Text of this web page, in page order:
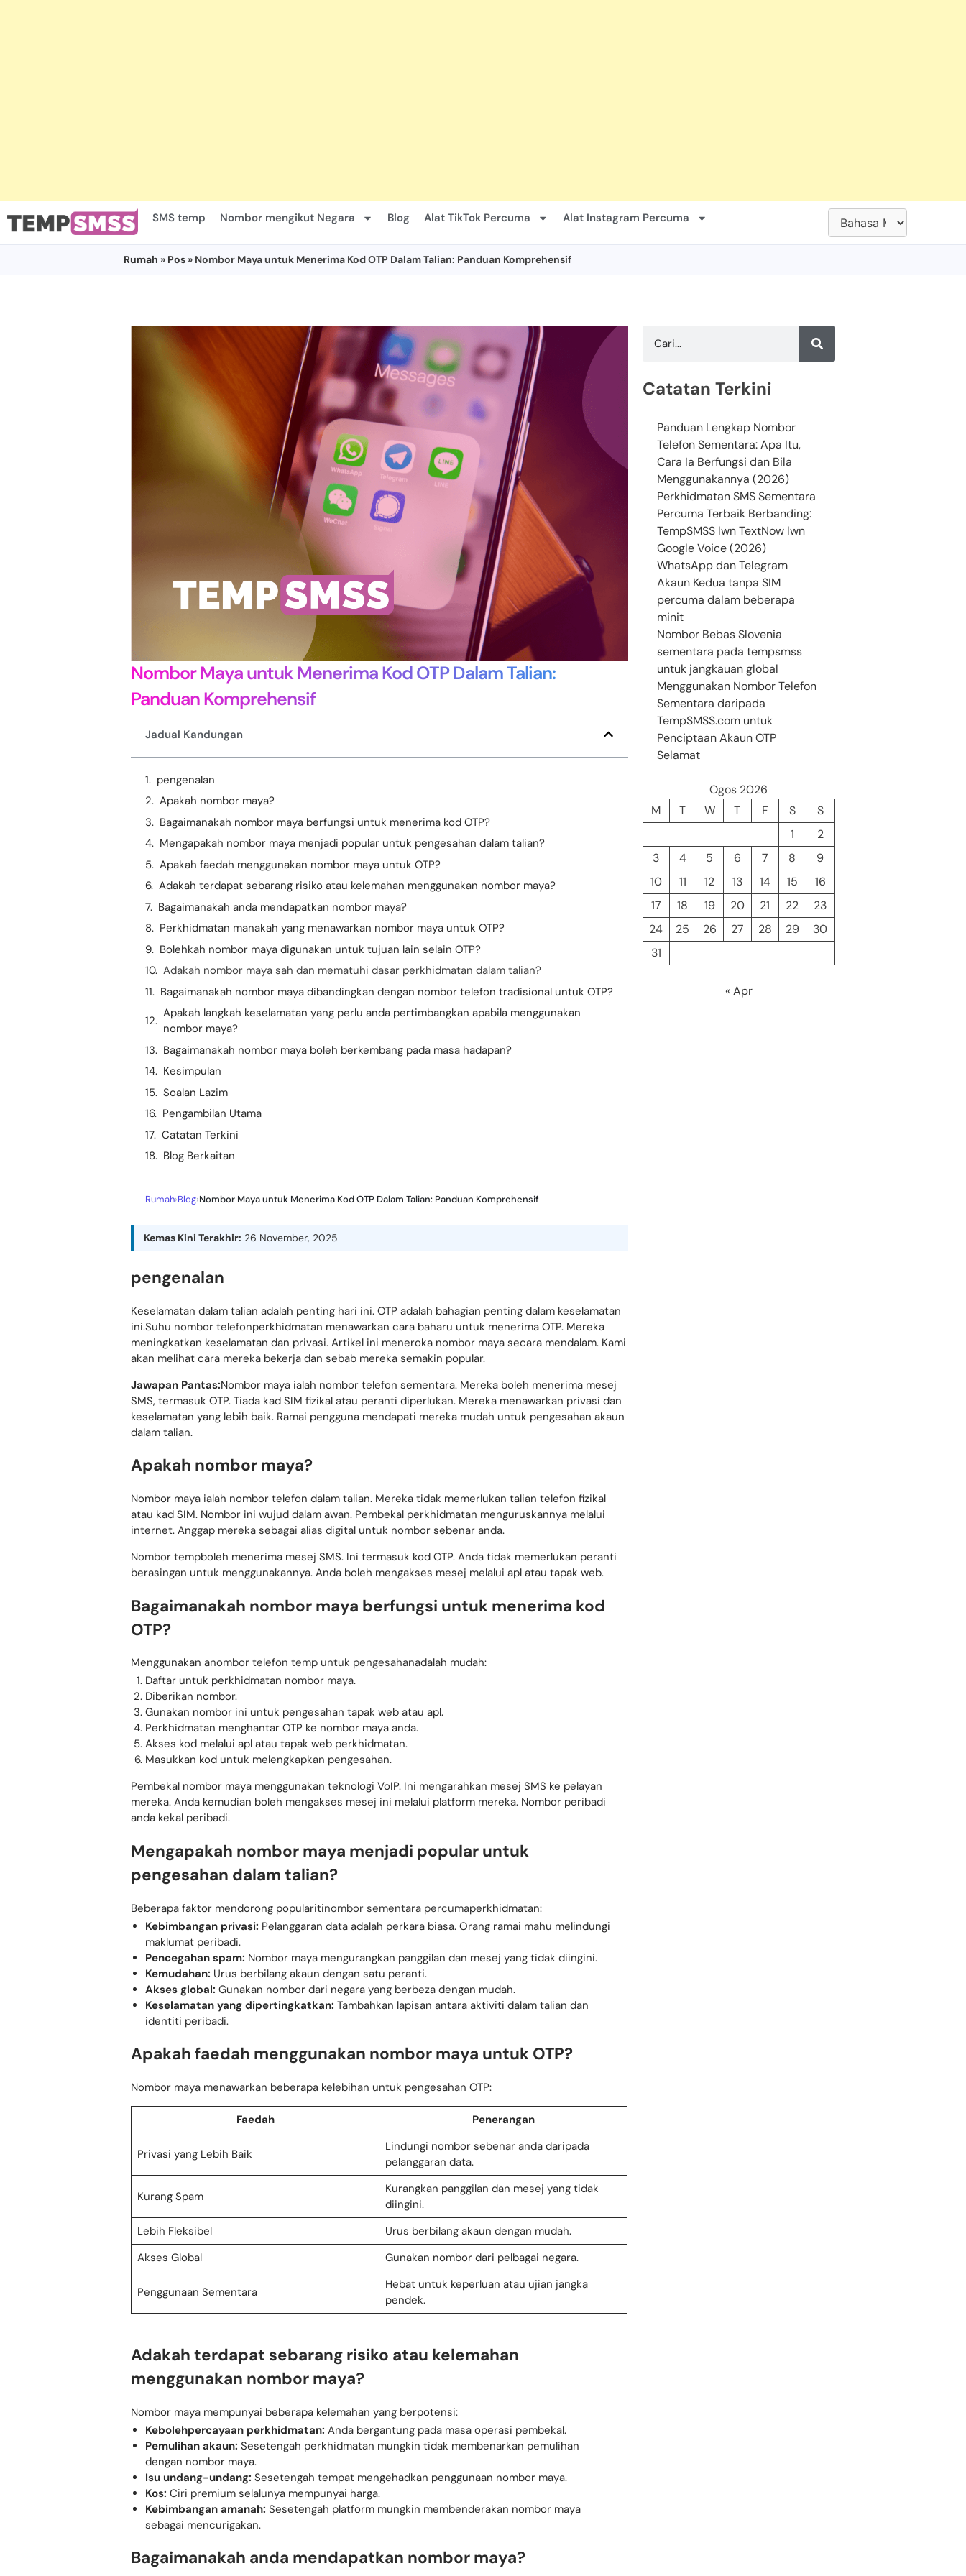
SMS temp Nombor mengikut Negara Blog Alat TikTok Percuma Alat Instagram Percuma
Rumah » Pos » Nombor Maya untuk Menerima Kod OTP Dalam Talian: Panduan Komprehensif
Nombor Maya untuk Menerima Kod OTP Dalam Talian:
Panduan Komprehensif
Jadual Kandungan
pengenalan
Apakah nombor maya?
Bagaimanakah nombor maya berfungsi untuk menerima kod OTP?
Mengapakah nombor maya menjadi popular untuk pengesahan dalam talian?
Apakah faedah menggunakan nombor maya untuk OTP?
Adakah terdapat sebarang risiko atau kelemahan menggunakan nombor maya?
Bagaimanakah anda mendapatkan nombor maya?
Perkhidmatan manakah yang menawarkan nombor maya untuk OTP?
Bolehkah nombor maya digunakan untuk tujuan lain selain OTP?
Adakah nombor maya sah dan mematuhi dasar perkhidmatan dalam talian?
Bagaimanakah nombor maya dibandingkan dengan nombor telefon tradisional untuk OTP?
Apakah langkah keselamatan yang perlu anda pertimbangkan apabila menggunakan
nombor maya?
Bagaimanakah nombor maya boleh berkembang pada masa hadapan?
Kesimpulan
Soalan Lazim
Pengambilan Utama
Catatan Terkini
Blog Berkaitan
Rumah›Blog›Nombor Maya untuk Menerima Kod OTP Dalam Talian: Panduan Komprehensif
Kemas Kini Terakhir: 26 November, 2025
pengenalan
Keselamatan dalam talian adalah penting hari ini. OTP adalah bahagian penting dalam keselamatan
ini.Suhu nombor telefonperkhidmatan menawarkan cara baharu untuk menerima OTP. Mereka
meningkatkan keselamatan dan privasi. Artikel ini meneroka nombor maya secara mendalam. Kami
akan melihat cara mereka bekerja dan sebab mereka semakin popular.
Jawapan Pantas:Nombor maya ialah nombor telefon sementara. Mereka boleh menerima mesej
SMS, termasuk OTP. Tiada kad SIM fizikal atau peranti diperlukan. Mereka menawarkan privasi dan
keselamatan yang lebih baik. Ramai pengguna mendapati mereka mudah untuk pengesahan akaun
dalam talian.
Apakah nombor maya?
Nombor maya ialah nombor telefon dalam talian. Mereka tidak memerlukan talian telefon fizikal
atau kad SIM. Nombor ini wujud dalam awan. Pembekal perkhidmatan menguruskannya melalui
internet. Anggap mereka sebagai alias digital untuk nombor sebenar anda.
Nombor tempboleh menerima mesej SMS. Ini termasuk kod OTP. Anda tidak memerlukan peranti
berasingan untuk menggunakannya. Anda boleh mengakses mesej melalui apl atau tapak web.
Bagaimanakah nombor maya berfungsi untuk menerima kod
OTP?
Menggunakan anombor telefon temp untuk pengesahanadalah mudah:
Daftar untuk perkhidmatan nombor maya.
Diberikan nombor.
Gunakan nombor ini untuk pengesahan tapak web atau apl.
Perkhidmatan menghantar OTP ke nombor maya anda.
Akses kod melalui apl atau tapak web perkhidmatan.
Masukkan kod untuk melengkapkan pengesahan.
Pembekal nombor maya menggunakan teknologi VoIP. Ini mengarahkan mesej SMS ke pelayan
mereka. Anda kemudian boleh mengakses mesej ini melalui platform mereka. Nombor peribadi
anda kekal peribadi.
Mengapakah nombor maya menjadi popular untuk
pengesahan dalam talian?
Beberapa faktor mendorong popularitinombor sementara percumaperkhidmatan:
Kebimbangan privasi: Pelanggaran data adalah perkara biasa. Orang ramai mahu melindungi
maklumat peribadi.
Pencegahan spam: Nombor maya mengurangkan panggilan dan mesej yang tidak diingini.
Kemudahan: Urus berbilang akaun dengan satu peranti.
Akses global: Gunakan nombor dari negara yang berbeza dengan mudah.
Keselamatan yang dipertingkatkan: Tambahkan lapisan antara aktiviti dalam talian dan
identiti peribadi.
Apakah faedah menggunakan nombor maya untuk OTP?
Nombor maya menawarkan beberapa kelebihan untuk pengesahan OTP:
Faedah Penerangan
Privasi yang Lebih Baik
Lindungi nombor sebenar anda daripada
pelanggaran data.
Kurang Spam
Kurangkan panggilan dan mesej yang tidak
diingini.
Lebih Fleksibel
Urus berbilang akaun dengan mudah.
Akses Global
Gunakan nombor dari pelbagai negara.
Penggunaan Sementara
Hebat untuk keperluan atau ujian jangka
pendek.
Adakah terdapat sebarang risiko atau kelemahan
menggunakan nombor maya?
Nombor maya mempunyai beberapa kelemahan yang berpotensi:
Kebolehpercayaan perkhidmatan: Anda bergantung pada masa operasi pembekal.
Pemulihan akaun: Sesetengah perkhidmatan mungkin tidak membenarkan pemulihan
dengan nombor maya.
Isu undang-undang: Sesetengah tempat mengehadkan penggunaan nombor maya.
Kos: Ciri premium selalunya mempunyai harga.
Kebimbangan amanah: Sesetengah platform mungkin membenderakan nombor maya
sebagai mencurigakan.
Bagaimanakah anda mendapatkan nombor maya?
Catatan Terkini
Panduan Lengkap Nombor
Telefon Sementara: Apa Itu,
Cara Ia Berfungsi dan Bila
Menggunakannya (2026)
Perkhidmatan SMS Sementara
Percuma Terbaik Berbanding:
TempSMSS lwn TextNow lwn
Google Voice (2026)
WhatsApp dan Telegram
Akaun Kedua tanpa SIM
percuma dalam beberapa
minit
Nombor Bebas Slovenia
sementara pada tempsmss
untuk jangkauan global
Menggunakan Nombor Telefon
Sementara daripada
TempSMSS.com untuk
Penciptaan Akaun OTP
Selamat
Ogos 2026
M
T W T F S
S
1
2
3
4 5 6 7 8
9
10
11 12 13 14 15
16
17
18 19 20 21 22
23
24
25 26 27 28 29
30
31
« Apr